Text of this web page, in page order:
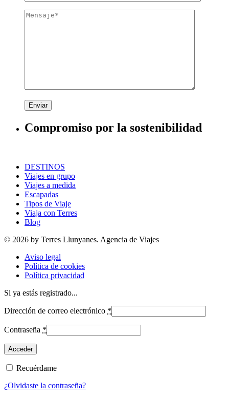
Enviar
Compromiso por la sostenibilidad
DESTINOS
Viajes en grupo
Viajes a medida
Escapadas
Tipos de Viaje
Viaja con Terres
Blog
© 2026 by Terres Llunyanes. Agencia de Viajes
Aviso legal
Política de cookies
Política privacidad
Si ya estás registrado...
Dirección de correo electrónico *
Contraseña *
Recuérdame
¿Olvidaste la contraseña?